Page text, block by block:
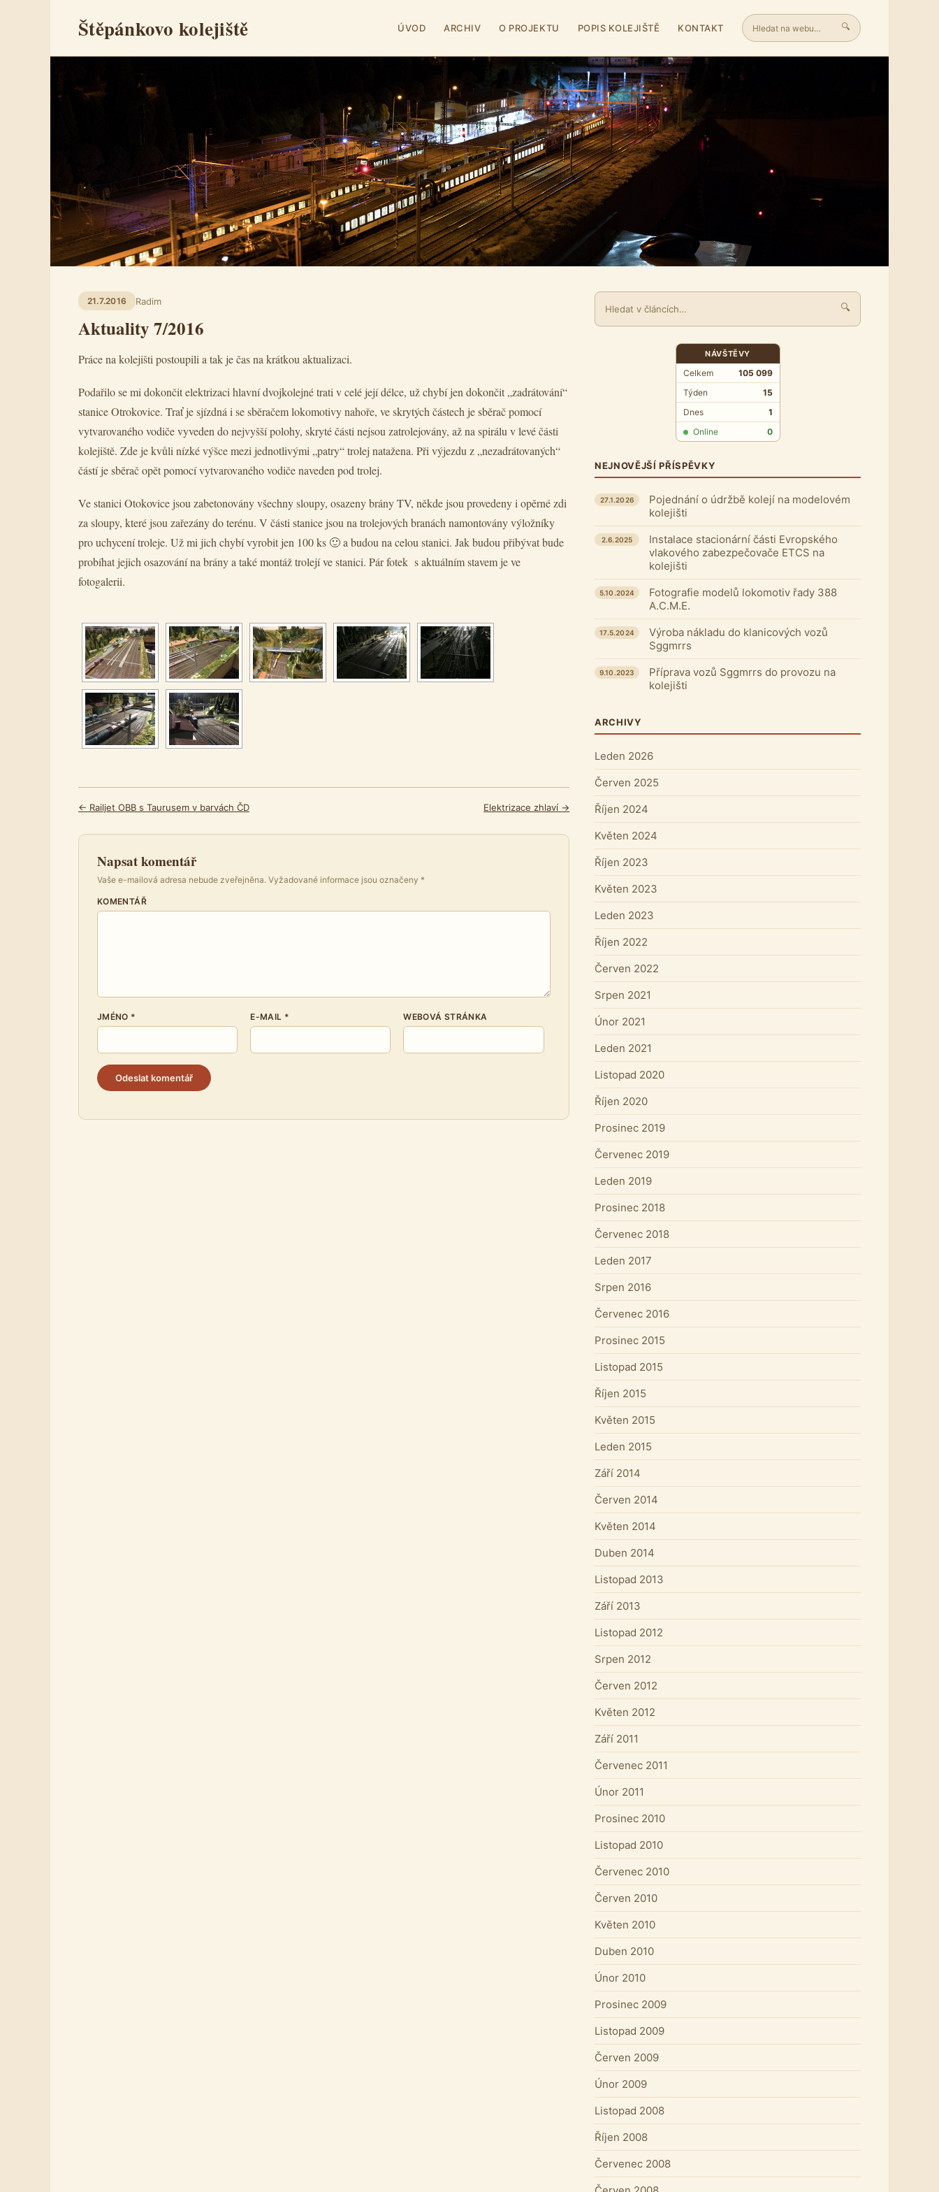
Štěpánkovo kolejiště ÚVOD ARCHIV O PROJEKTU POPIS KOLEJIŠTĚ KONTAKT 🔍
21.7.2016 Radim
Aktuality 7/2016
Práce na kolejišti postoupili a tak je čas na krátkou aktualizaci.
Podařilo se mi dokončit elektrizaci hlavní dvojkolejné trati v celé její délce, už chybí jen dokončit „zadrátování“
stanice Otrokovice. Trať je sjízdná i se sběračem lokomotivy nahoře, ve skrytých částech je sběrač pomocí
vytvarovaného vodiče vyveden do nejvyšší polohy, skryté části nejsou zatrolejovány, až na spirálu v levé části
kolejiště. Zde je kvůli nízké výšce mezi jednotlivými „patry“ trolej natažena. Při výjezdu z „nezadrátovaných“
částí je sběrač opět pomocí vytvarovaného vodiče naveden pod trolej.
Ve stanici Otokovice jsou zabetonovány všechny sloupy, osazeny brány TV, někde jsou provedeny i opěrné zdi
za sloupy, které jsou zařezány do terénu. V části stanice jsou na trolejových branách namontovány výložníky
pro uchycení troleje. Už mi jich chybí vyrobit jen 100 ks 🙂 a budou na celou stanici. Jak budou přibývat bude
probíhat jejich osazování na brány a také montáž trolejí ve stanici. Pár fotek s aktuálním stavem je ve
fotogalerii.
← Railjet OBB s Taurusem v barvách ČD Elektrizace zhlaví →
Napsat komentář
Vaše e-mailová adresa nebude zveřejněna. Vyžadované informace jsou označeny *
KOMENTÁŘ
JMÉNO * E-MAIL * WEBOVÁ STRÁNKA
🔍
NÁVŠTĚVY
Celkem
105 099
Týden
15
Dnes
1
Online
0
NEJNOVĚJŠÍ PŘÍSPĚVKY
Pojednání o údržbě kolejí na modelovém
kolejišti
27.1.2026
Instalace stacionární části Evropského
vlakového zabezpečovače ETCS na
kolejišti
2.6.2025
Fotografie modelů lokomotiv řady 388
A.C.M.E.
5.10.2024
Výroba nákladu do klanicových vozů
Sggmrrs
17.5.2024
Příprava vozů Sggmrrs do provozu na
kolejišti
9.10.2023
ARCHIVY
Leden 2026
Červen 2025
Říjen 2024
Květen 2024
Říjen 2023
Květen 2023
Leden 2023
Říjen 2022
Červen 2022
Srpen 2021
Únor 2021
Leden 2021
Listopad 2020
Říjen 2020
Prosinec 2019
Červenec 2019
Leden 2019
Prosinec 2018
Červenec 2018
Leden 2017
Srpen 2016
Červenec 2016
Prosinec 2015
Listopad 2015
Říjen 2015
Květen 2015
Leden 2015
Září 2014
Červen 2014
Květen 2014
Duben 2014
Listopad 2013
Září 2013
Listopad 2012
Srpen 2012
Červen 2012
Květen 2012
Září 2011
Červenec 2011
Únor 2011
Prosinec 2010
Listopad 2010
Červenec 2010
Červen 2010
Květen 2010
Duben 2010
Únor 2010
Prosinec 2009
Listopad 2009
Červen 2009
Únor 2009
Listopad 2008
Říjen 2008
Červenec 2008